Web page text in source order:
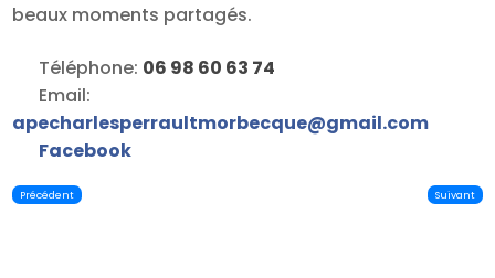
beaux moments partagés.
Téléphone: 06 98 60 63 74
Email:
apecharlesperraultmorbecque@gmail.com
Facebook
Précédent Suivant